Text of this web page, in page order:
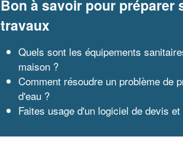
Bon à savoir pour préparer
travaux
Quels sont les équipements
maison ?
Comment résoudre un problème de
d'eau ?
Faites usage d'un logiciel de devis